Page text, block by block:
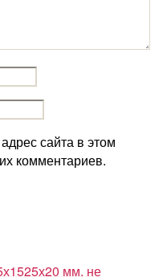
сайта в этом
комментариев.